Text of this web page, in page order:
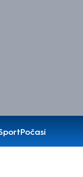
Počasí